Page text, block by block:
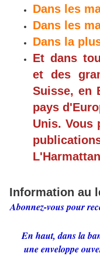
Dans les
Dans les
Dans la
Et dans
et des
Suisse, en
pays
Unis. Vous
Information au
Abonnez-vous pour
En haut, dans la
une enveloppe